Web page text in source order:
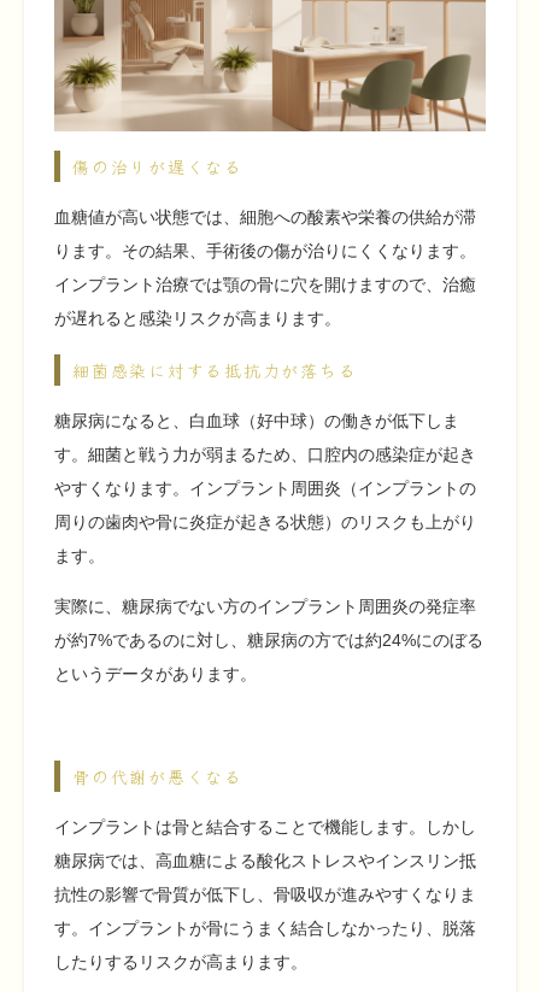
傷の治りが遅くなる
血糖値が高い状態では、細胞への酸素や栄養の供給が滞
ります。その結果、手術後の傷が治りにくくなります。
インプラント治療では顎の骨に穴を開けますので、治癒
が遅れると感染リスクが高まります。
細菌感染に対する抵抗力が落ちる
糖尿病になると、白血球（好中球）の働きが低下しま
す。細菌と戦う力が弱まるため、口腔内の感染症が起き
やすくなります。インプラント周囲炎（インプラントの
周りの歯肉や骨に炎症が起きる状態）のリスクも上がり
ます。
実際に、糖尿病でない方のインプラント周囲炎の発症率
が約7%であるのに対し、糖尿病の方では約24%にのぼる
というデータがあります。
骨の代謝が悪くなる
インプラントは骨と結合することで機能します。しかし
糖尿病では、高血糖による酸化ストレスやインスリン抵
抗性の影響で骨質が低下し、骨吸収が進みやすくなりま
す。インプラントが骨にうまく結合しなかったり、脱落
したりするリスクが高まります。